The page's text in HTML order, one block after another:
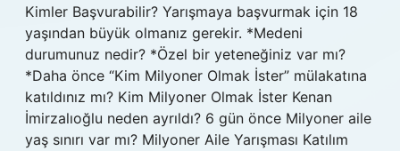
Kimler Başvurabilir? Yarışmaya başvurmak için 18
yaşından büyük olmanız gerekir. *Medeni
durumunuz nedir? *Özel bir yeteneğiniz var mı?
*Daha önce “Kim Milyoner Olmak İster” mülakatına
katıldınız mı? Kim Milyoner Olmak İster Kenan
İmirzalıoğlu neden ayrıldı? 6 gün önce Milyoner aile
yaş sınırı var mı? Milyoner Aile Yarışması Katılım